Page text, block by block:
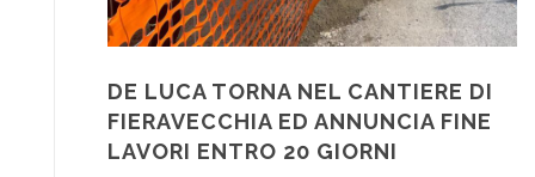
DE LUCA TORNA NEL CANTIERE DI
FIERAVECCHIA ED ANNUNCIA FINE
LAVORI ENTRO 20 GIORNI